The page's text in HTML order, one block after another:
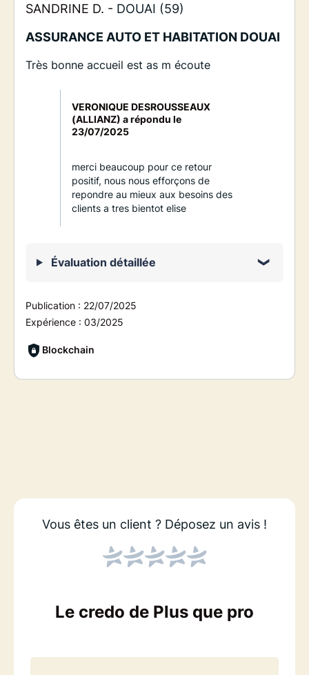
SANDRINE D. - DOUAI (59)
ASSURANCE AUTO ET HABITATION DOUAI
Très bonne accueil est as m écoute
VERONIQUE DESROUSSEAUX
(ALLIANZ) a répondu le
23/07/2025
merci beaucoup pour ce retour
positif, nous nous efforçons de
repondre au mieux aux besoins des
clients a tres bientot elise
Évaluation détaillée
Publication : 22/07/2025
Expérience : 03/2025
Blockchain
Vous êtes un client ? Déposez un avis !
Le credo de Plus que pro